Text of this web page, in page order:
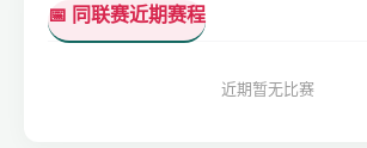
📅 同联赛近期赛程
近期暂无比赛